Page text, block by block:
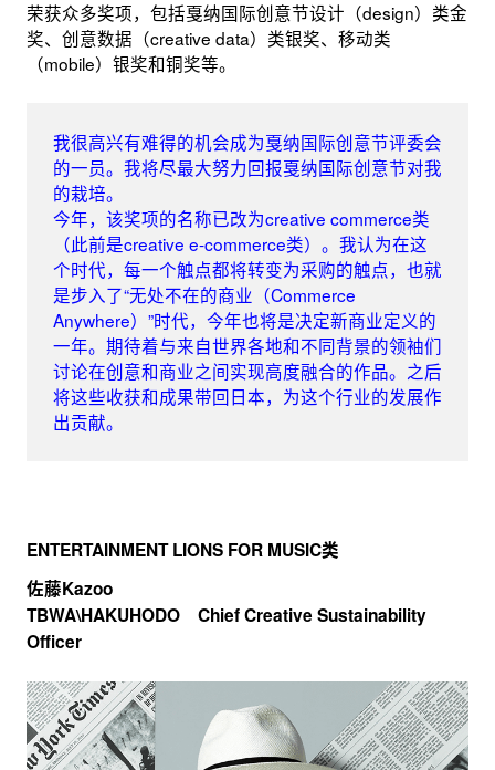
荣获众多奖项，包括戛纳国际创意节设计（design）类金
奖、创意数据（creative data）类银奖、移动类
（mobile）银奖和铜奖等。
我很高兴有难得的机会成为戛纳国际创意节评委会
的一员。我将尽最大努力回报戛纳国际创意节对我
的栽培。
今年，该奖项的名称已改为creative commerce类
（此前是creative e-commerce类）。我认为在这
个时代，每一个触点都将转变为采购的触点，也就
是步入了“无处不在的商业（Commerce
Anywhere）”时代，今年也将是决定新商业定义的
一年。期待着与来自世界各地和不同背景的领袖们
讨论在创意和商业之间实现高度融合的作品。之后
将这些收获和成果带回日本，为这个行业的发展作
出贡献。
ENTERTAINMENT LIONS FOR MUSIC类
佐藤Kazoo
TBWA\HAKUHODO Chief Creative Sustainability
Officer